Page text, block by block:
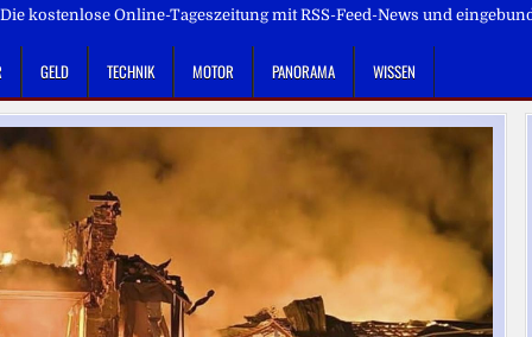
kostenlose Online-Tageszeitung mit RSS-Feed-News und
GELD TECHNIK MOTOR PANORAMA WISSEN